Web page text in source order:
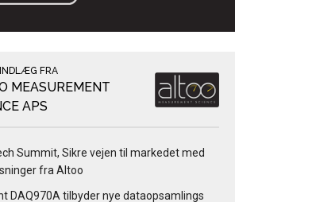
FRA
MEASUREMENT
APS
Summit, Sikre vejen til markedet med
fra Altoo
DAQ970A tilbyder nye dataopsamlings